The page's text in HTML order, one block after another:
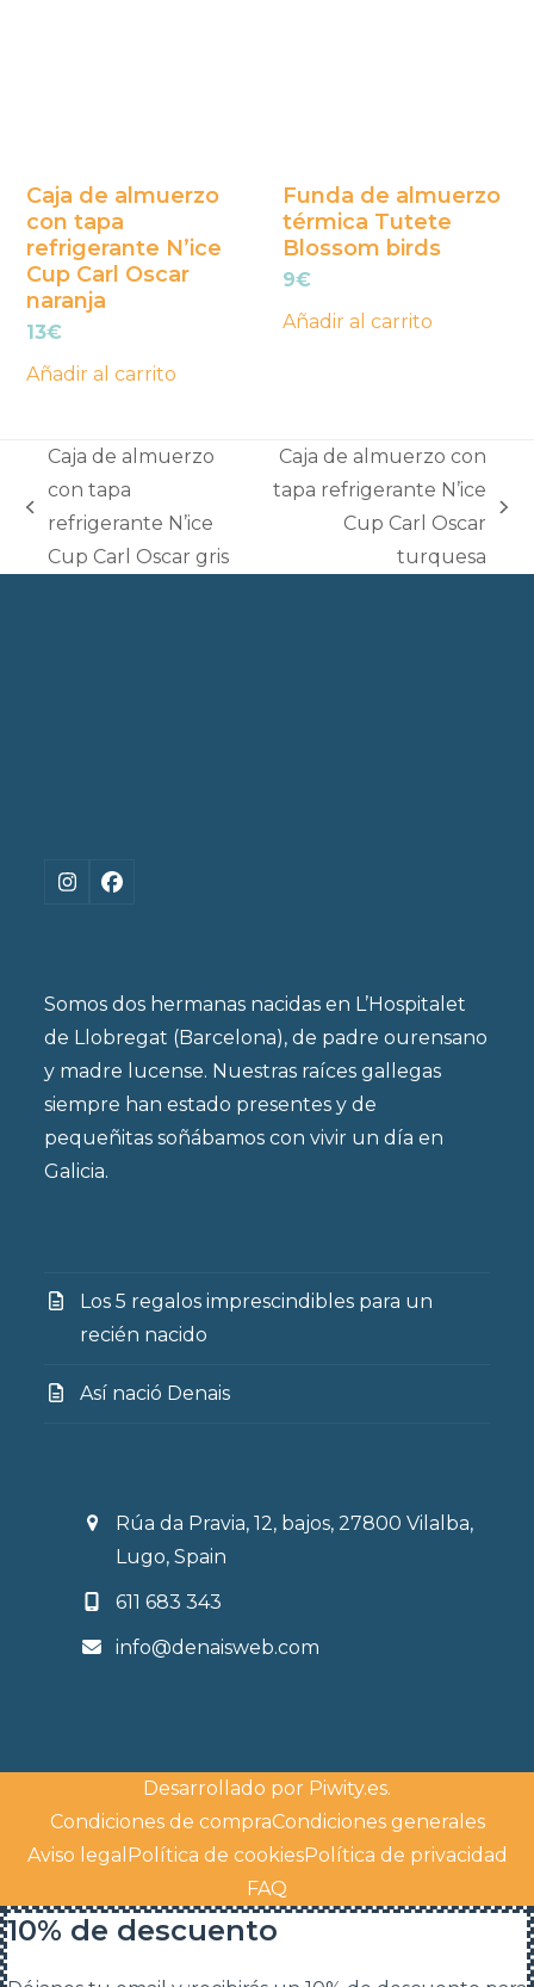
Caja de almuerzo
con tapa
refrigerante N’ice
Cup Carl Oscar
naranja
13€
Añadir al carrito
Funda de almuerzo
térmica Tutete
Blossom birds
9€
Añadir al carrito
previous
post:
Caja de almuerzo
con tapa
refrigerante N’ice
Cup Carl Oscar gris
Caja de almuerzo con
tapa refrigerante N’ice
Cup Carl Oscar
turquesa
Instagram
Facebook
Somos dos hermanas nacidas en L’Hospitalet
de Llobregat (Barcelona), de padre ourensano
y madre lucense. Nuestras raíces gallegas
siempre han estado presentes y de
pequeñitas soñábamos con vivir un día en
Galicia.
Los 5 regalos imprescindibles para un
recién nacido
Así nació Denais
Rúa da Pravia, 12, bajos, 27800 Vilalba,
Lugo, Spain
611 683 343
info@denaisweb.com
Desarrollado por Piwity.es.
Condiciones de compraCondiciones generales
Aviso legal Política de cookiesPolítica de privacidad
FAQ
10% de descuento